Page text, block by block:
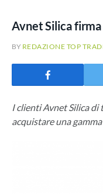
Avnet Silica
BY REDAZIONE TOP
I clienti Avnet Silica
acquistare una